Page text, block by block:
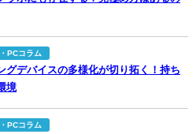
PCコラム
グデバイスの多様化が切り拓く！持ち
境
PCコラム